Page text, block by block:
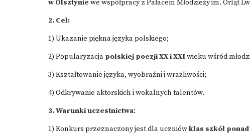
w Olsztynie we współpracy z Pałacem Młodzieży im. Orląt
2. Cel:
1) Ukazanie piękna języka polskiego;
2) Popularyzacja polskiej poezji XX i XXIwieku wśród
3) Kształtowanie języka, wyobraźni i wrażliwości;
4) Odkrywanie aktorskich i wokalnych talentów.
3. Warunki uczestnictwa:
1) Konkurs przeznaczony jest dla uczniówklas szkół